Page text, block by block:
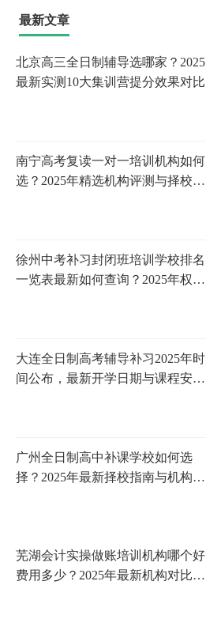
最新文章
北京高三全日制辅导选哪家？2025
最新实测10大集训营提分效果对比
南宁高考复读一对一培训机构如何
选？2025年精选机构评测与择校全
徐州中考补习封闭班培训学校排名
一览表最新如何查询？2025年权威
大连全日制高考辅导补习2025年时
间公布，最新开学日期与课程安排
广州全日制高中补课学校如何选
择？2025年最新择校指南与机构对
芜湖会计实操做账培训机构哪个好
费用多少？2025年最新机构对比与